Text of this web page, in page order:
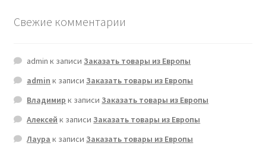
Свежие комментарии
admin к записиЗаказать товары из Европы
admin к записиЗаказать товары из Европы
Владимир к записиЗаказать товары из Европы
Алексей к записиЗаказать товары из Европы
Лаура к записиЗаказать товары из Европы